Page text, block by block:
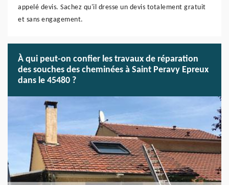
appelé devis. Sachez qu'il dresse un devis totalement gratuit
et sans engagement.
À qui peut-on confier les travaux de réparation
des souches des cheminées à Saint Peravy Epreux
dans le 45480 ?